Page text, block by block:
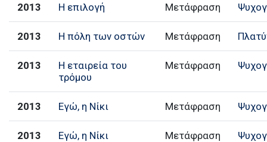
2013 Η επιλογή Μετάφραση
2013 Η πόλη των οστών Μετάφραση
2013
Η εταιρεία του
τρόμου
Μετάφραση
2013 Εγώ, η Νίκι Μετάφραση
2013 Εγώ, η Νίκι Μετάφραση